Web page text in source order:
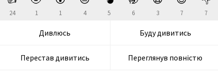
24 1 1 4 5 6 3 7 7
Дивлюсь Буду дивитись
Перестав дивитись Переглянув повністю